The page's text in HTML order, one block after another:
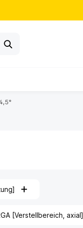
[Verstellbereich, axial]